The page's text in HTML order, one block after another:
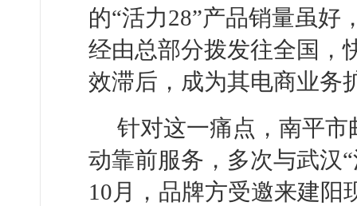
的“活力28”产品销量虽好
经由总部分拨发往全国，
效滞后，成为其电商业务
针对这一痛点，南平
动靠前服务，多次与武汉
10月，品牌方受邀来建阳